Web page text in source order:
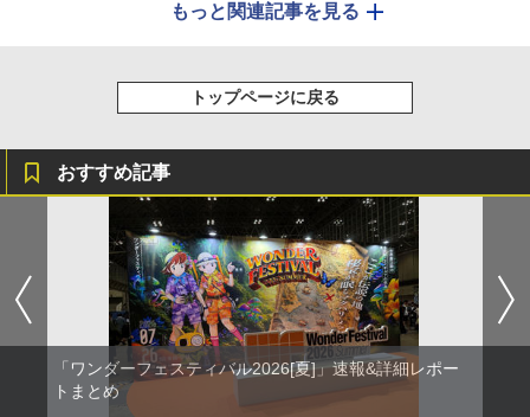
もっと関連記事を見る
トップページに戻る
おすすめ記事
「ワンダーフェスティバル2026[夏]」速報&詳細レポー
トまとめ